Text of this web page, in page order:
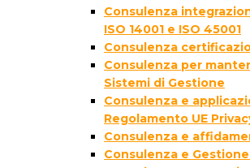
Consulenza
ISO 14001 e ISO 45001
Consulenza
Consulenza per
Sistemi di Gestione
Consulenza e
Regolamento UE
Consulenza e
Consulenza e Gestione